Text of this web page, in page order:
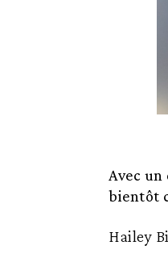
Avec
bientôt
Hailey